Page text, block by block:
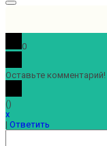
0
Оставьте
()
x
| Ответить